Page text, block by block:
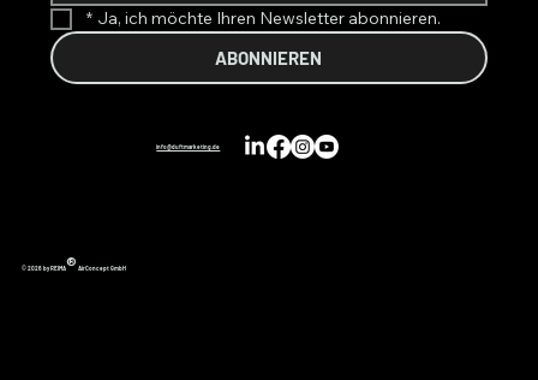
* Ja, ich möchte Ihren Newsletter abonnieren.
ABONNIEREN
info@duftmarketing.de
© 2026 by REIMA® AirConcept GmbH